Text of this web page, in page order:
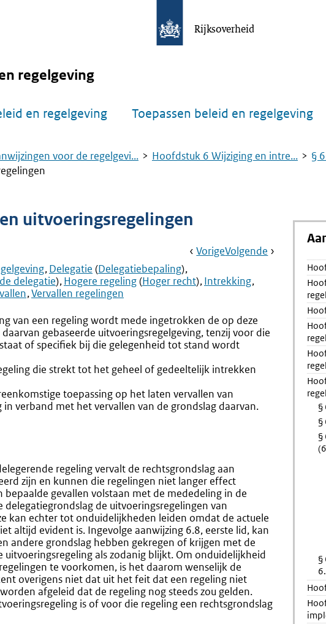
Rijksoverheid
regelgeving
en regelgeving Toepassen beleid en regelgeving
voor de regelgevi... Hoofdstuk 6 Wijziging en intre...
§
uitvoeringsregelingen
Book
Ga
VorigePagina:
6.23
Formulering
Intrekkingsbepaling
Ga
Volgende Pagina:
Aanwijzing
Uitgewerkte
Regelingen
Delegatie (Delegatiebepaling)
delegatie) Hogere regeling(Hoger recht) Intrekking
Vervallen regelingen
van een regeling wordt mede ingetrokken de op deze
gebaseerde uitvoeringsregelgeving, tenzij voor die
of specifiek bij die gelegenheid tot stand wordt
die strekt tot het geheel of gedeeltelijk intrekken
toepassing op het laten vervallen van
verband met het vervallen van de grondslag daarvan.
regeling vervalt de rechtsgrondslag aan
zijn en kunnen die regelingen niet langer effect
gevallen volstaan met de mededeling in de
de uitvoeringsregelingen van
kan echter tot onduidelijkheden leiden omdat de actuele
altijd evident is. Ingevolge aanwijzing 6.8, eerste lid, kan
andere grondslag hebben gekregen of krijgen met de
als zodanig blijkt. Om onduidelijkheid
te voorkomen, is het daarom wenselijk de
overigens niet dat uit het feit dat een regeling niet
afgeleid dat de regeling nog steeds zou gelden.
is of voor die regeling een rechtsgrondslag
§
§
§
§